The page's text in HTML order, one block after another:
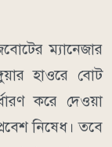
ম্যানেজার
হাওরে বোট
করে দেওয়া
নিষেধ। তবে